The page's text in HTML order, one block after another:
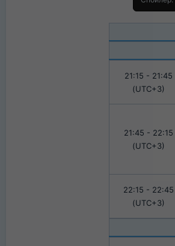
21:15 - 21:45
(UTC+3)​
21:45 - 22:15
(UTC+3)​
22:15 - 22:45
(UTC+3)​